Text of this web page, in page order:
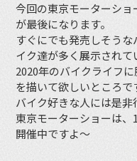
今回の東京モーターシ
が最後になります。
すぐにでも発売しそう
イク達が多く展示されて
2020年のバイクライフ
を描いて欲しいところで
バイク好きな人には是非
東京モーターショーは
開催中ですよ〜